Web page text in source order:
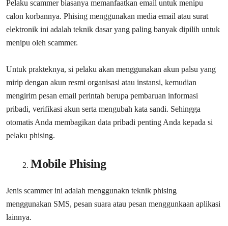
Pelaku scammer biasanya memanfaatkan email untuk menipu
calon korbannya. Phising menggunakan media email atau surat
elektronik ini adalah teknik dasar yang paling banyak dipilih untuk
menipu oleh scammer.
Untuk prakteknya, si pelaku akan menggunakan akun palsu yang
mirip dengan akun resmi organisasi atau instansi, kemudian
mengirim pesan email perintah berupa pembaruan informasi
pribadi, verifikasi akun serta mengubah kata sandi. Sehingga
otomatis Anda membagikan data pribadi penting Anda kepada si
pelaku phising.
Mobile Phising
Jenis scammer ini adalah menggunakn teknik phising
menggunakan SMS, pesan suara atau pesan menggunkaan aplikasi
lainnya.